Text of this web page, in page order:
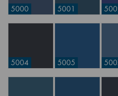
5000 5001
5004 5005